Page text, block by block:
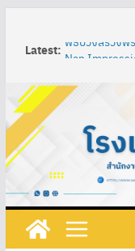
Latest: พิธีบวงสรวงพ
Nan
ในมุมมองอิม
เทคนิค SAND
ท้องถิ่น ผสมผ
มัธยมศึกษาปี
การพัฒนาสื่อ
ง่าย โดยใช้โ
และชุดอุปกร
เทคโนโลยี ชั้น
กิจกรรมวันภา
การศึกษา ๒๕๖๘
ที่ 219/2568